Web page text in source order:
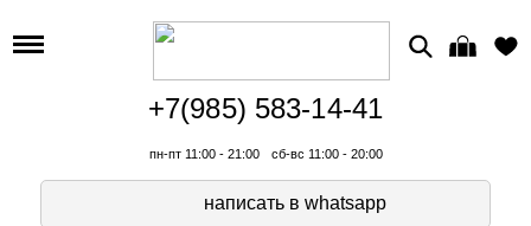
+7(985) 583-14-41
пн-пт 11:00 - 21:00 сб-вс 11:00 - 20:00
написать в whatsapp